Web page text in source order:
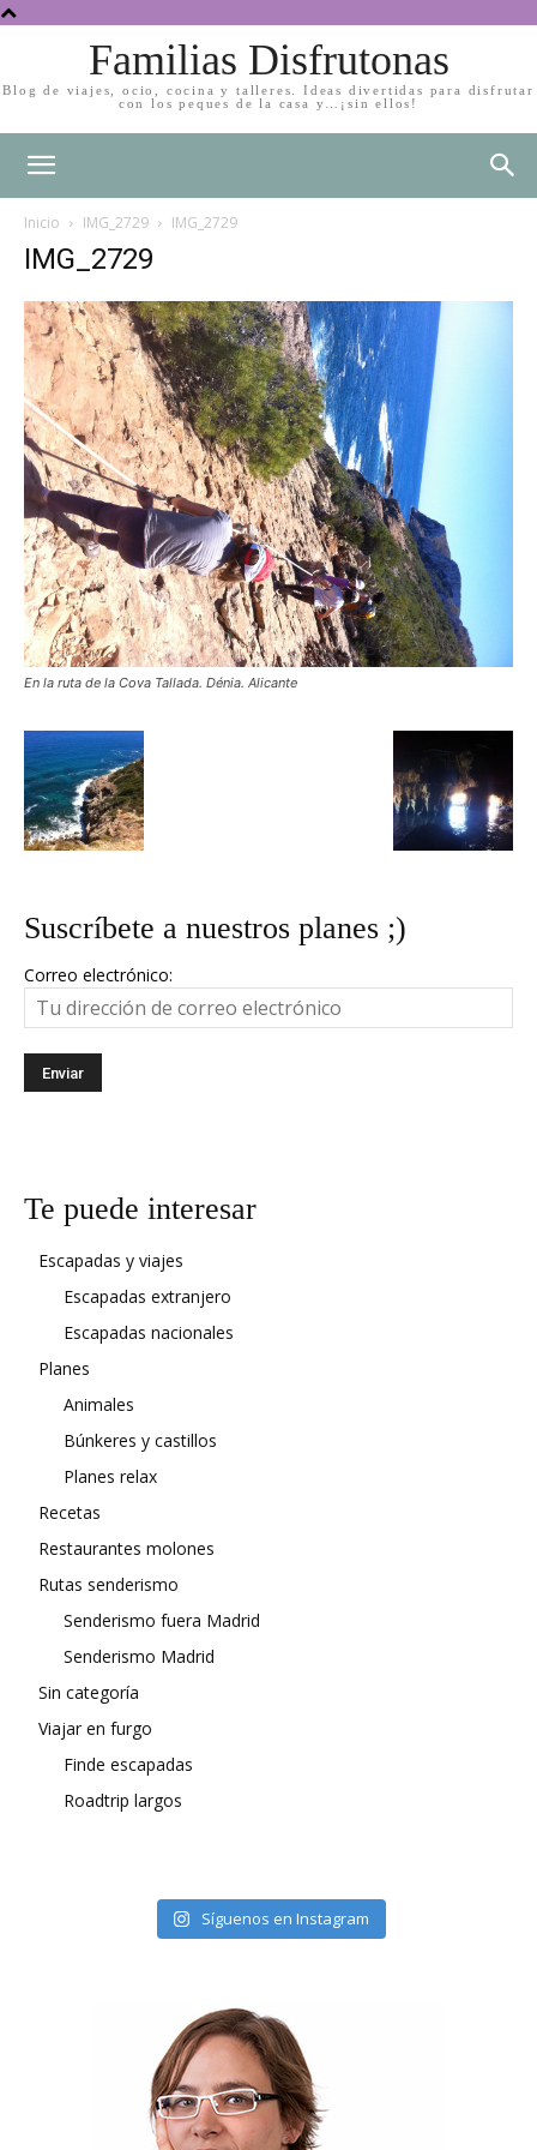
Familias Disfrutonas
Blog de viajes, ocio, cocina y talleres. Ideas divertidas para disfrutar
con los peques de la casa y…¡sin ellos!
Inicio IMG_2729 IMG_2729
IMG_2729
En la ruta de la Cova Tallada. Dénia. Alicante
Suscríbete a nuestros planes ;)
Correo electrónico:
Te puede interesar
Escapadas y viajes
Escapadas extranjero
Escapadas nacionales
Planes
Animales
Búnkeres y castillos
Planes relax
Recetas
Restaurantes molones
Rutas senderismo
Senderismo fuera Madrid
Senderismo Madrid
Sin categoría
Viajar en furgo
Finde escapadas
Roadtrip largos
Síguenos en Instagram